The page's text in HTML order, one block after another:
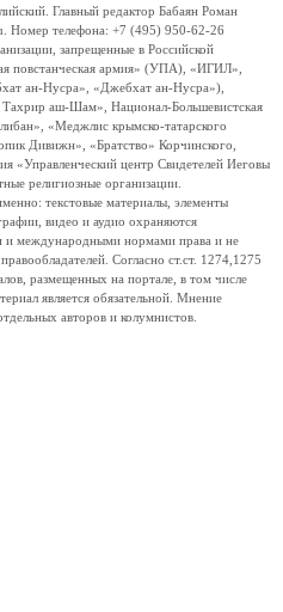
Главный редактор Бабаян Роман
Номер телефона: +7 (495) 950-62-26
запрещенные в Российской
повстанческая армия» (УПА), «ИГИЛ»,
ан-Нусра», «Джебхат ан-Нусра»),
Тахрир аш-Шам», Национал-Большевистская
«Меджлис крымско-татарского
Дивижн», «Братство» Корчинского,
«Управленческий центр Свидетелей Иеговы
религиозные организации.
текстовые материалы, элементы
видео и аудио охраняются
и международными нормами права и не
Согласно ст.ст. 1274,1275
размещенных на портале, в том числе
является обязательной. Мнение
авторов и колумнистов.